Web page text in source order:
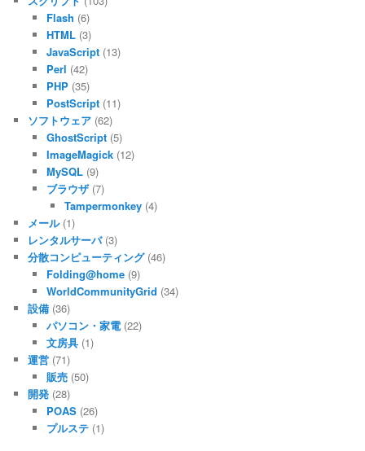
Flash (6)
HTML(3)
JavaScript(13)
Perl (42)
PHP(35)
PostScript(11)
ソフトウェア (62)
GhostScript(5)
ImageMagick(12)
MySQL(9)
ブラウザ(7)
Tampermonkey (4)
メール(1)
レンタルサーバ(3)
分散コンピューティング(46)
Folding@home(9)
WorldCommunityGrid (34)
設備 (36)
パソコン・家電(22)
文房具(1)
運営 (71)
販売(50)
開発 (28)
POAS(26)
プルステ(1)